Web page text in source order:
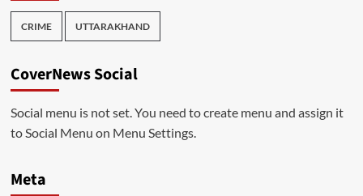
CRIME UTTARAKHAND
CoverNews Social
Social menu is not set. You need to create menu and assign it
to Social Menu on Menu Settings.
Meta